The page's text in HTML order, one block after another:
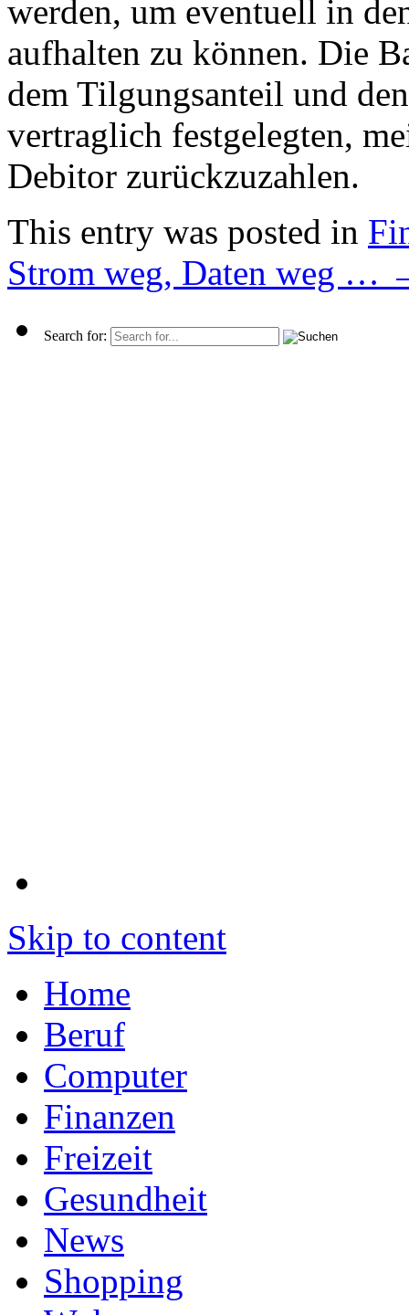
werden, um eventuell in
aufhalten zu können. Die
dem Tilgungsanteil und
vertraglich festgelegten,
Debitor zurückzuzahlen.
This entry was posted in
Strom weg, Daten weg …
Search for:
Skip to content
Home
Beruf
Computer
Finanzen
Freizeit
Gesundheit
News
Shopping